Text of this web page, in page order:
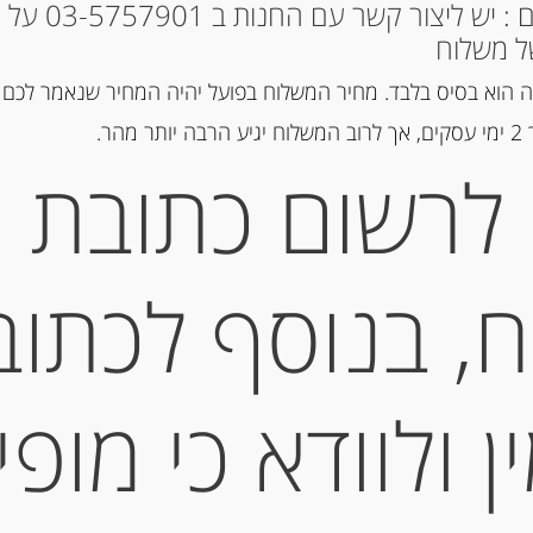
תיאור
Beurre
מידע נוסף
* למקומות
משלוח
הוא בסיס בלבד. מחיר המשלוח בפועל יהיה המחיר שנאמר
כתובת
בנוסף
ולוודא כי